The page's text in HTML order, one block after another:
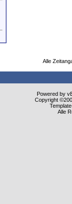
Alle
Powered by
Copyright
Alle